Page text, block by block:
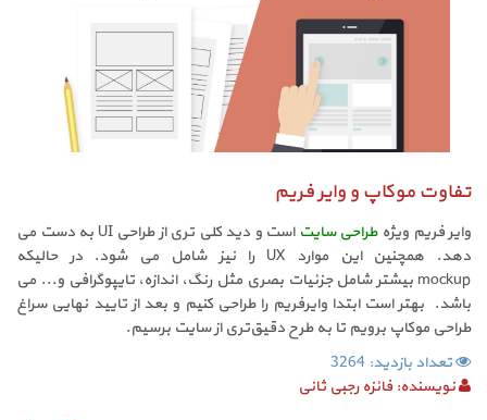
تفاوت موکاپ و وایر فریم
وایر فریم ویژهطراحی سایت
است و دید کلی تری از طراحی UI به دست می
دهد. همچنین این موارد UX را نیز شامل می شود. در حالیکه
mockup بیشتر شامل جزئیات بصری مثل رنگ، اندازه، تایپوگرافی و... می
باشد. بهتر است ابتدا وایرفریم را طراحی کنیم و بعد از تایید نهایی سراغ
طراحی موکاپ برویم تا به طرح دقیق‌تری از سایت برسیم.
تعداد بازدید: 3264
نویسنده: فائزه رجبی ثانی